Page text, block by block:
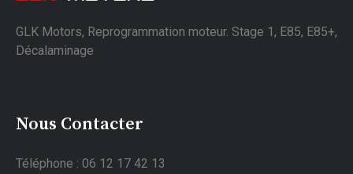
GLK Motors, Reprogrammation moteur. Stage 1, E85, E85+,
Décalaminage
Nous Contacter
Téléphone : 06 12 17 42 13